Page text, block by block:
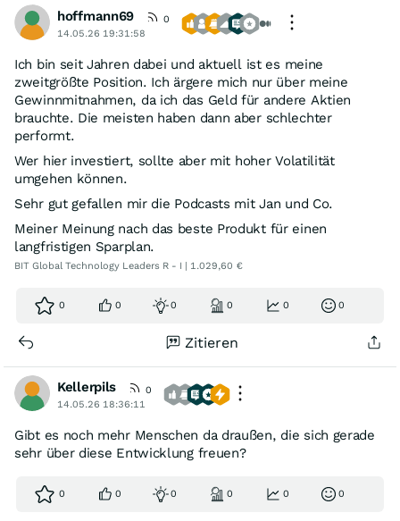
hoffmann69
0
14.05.26 19:31:58
Ich bin seit Jahren dabei und aktuell ist es meine
zweitgrößte Position. Ich ärgere mich nur über meine
Gewinnmitnahmen, da ich das Geld für andere Aktien
brauchte. Die meisten haben dann aber schlechter
performt.
Wer hier investiert, sollte aber mit hoher Volatilität
umgehen können.
Sehr gut gefallen mir die Podcasts mit Jan und Co.
Meiner Meinung nach das beste Produkt für einen
langfristigen Sparplan.
BIT Global Technology Leaders R - I | 1.029,60 €
0 0 0 0 0 0
Zitieren
Kellerpils
0
14.05.26 18:36:11
Gibt es noch mehr Menschen da draußen, die sich gerade
sehr über diese Entwicklung freuen?
0 0 0 0 0 0